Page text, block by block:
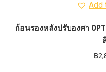
Add
ก้อนรองหลังปรับองศา
฿